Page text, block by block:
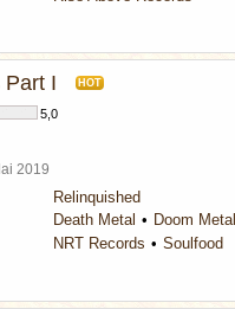
Part I HOT
5,0
2019
Relinquished
Death Metal
Doom Metal
NRT Records Soulfood